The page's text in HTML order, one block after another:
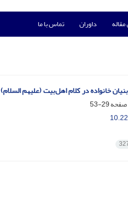
داوران تماس با ما
خانواده در کلام اهل‌بیت (علیهم السلام)
29-53